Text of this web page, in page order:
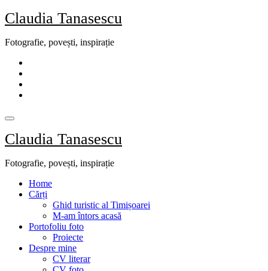
Skip
to
Claudia Tanasescu
Fotografie, povești, inspirație
Claudia Tanasescu
Fotografie, povești, inspirație
Home
Cărți
Ghid turistic al Timișoarei
M-am întors acasă
Portofoliu foto
Proiecte
Despre mine
CV literar